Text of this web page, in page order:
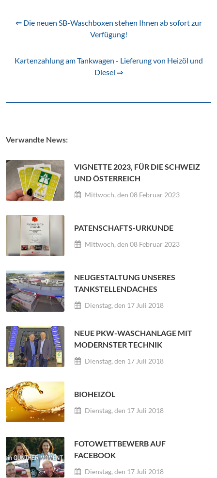
⇐ Die neuen SB-Waschboxen stehen Ihnen ab sofort zur
Verfügung!
Kartenzahlung am Tankwagen - Lieferung von Heizöl und
Diesel ⇒
Verwandte News:
VIGNETTE 2023, FÜR DIE SCHWEIZ
UND ÖSTERREICH
Mittwoch, den 08 Februar 2023
PATENSCHAFTS-URKUNDE
Mittwoch, den 08 Februar 2023
NEUGESTALTUNG UNSERES
TANKSTELLENDACHES
Dienstag, den 17 Juli 2018
NEUE PKW-WASCHANLAGE MIT
MODERNSTER TECHNIK
Dienstag, den 17 Juli 2018
BIOHEIZÖL
Dienstag, den 17 Juli 2018
FOTOWETTBEWERB AUF
FACEBOOK
Dienstag, den 17 Juli 2018